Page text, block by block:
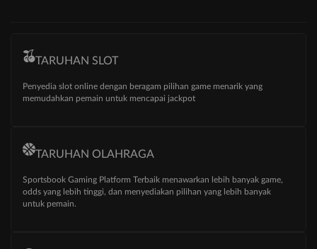
TARUHAN SLOT
Penyedia slot online dengan beragam pilihan game menarik yang
memudahkan pemain untuk mencapai jackpot
TARUHAN OLAHRAGA
Sportsbook Gaming Platform Terbaik menawarkan lebih banyak game,
odds yang lebih tinggi, dan menyediakan pilihan yang lebih banyak
untuk pemain.